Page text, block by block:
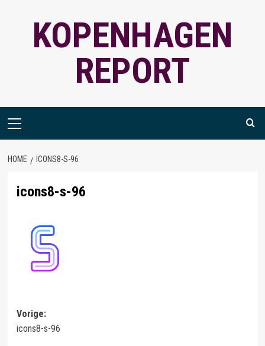
KOPENHAGEN
REPORT
Primair
HOME ICONS8-S-96
icons8-s-96
Bericht
navigatie
Vorige:
icons8-s-96